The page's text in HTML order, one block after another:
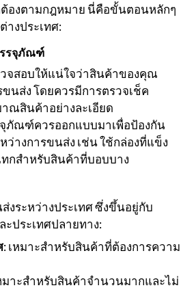
องตามกฎหมาย นี่คือขั้นตอนหลักๆ
างประเทศ:
รรจุภัณฑ์
วจสอบให้แน่ใจว่าสินค้าของคุณ
นส่ง โดยควรมีการตรวจเช็ค
ณสินค้าอย่างละเอียด
จุภัณฑ์ควรออกแบบมาเพื่อป้องกัน
ว่างการขนส่ง เช่น ใช้กล่องที่แข็ง
กสำหรับสินค้าที่บอบบาง
งระหว่างประเทศ ซึ่งขึ้นอยู่กับ
ประเทศปลายทาง:
: เหมาะสำหรับสินค้าที่ต้องการความ
มาะสำหรับสินค้าจำนวนมากและไม่